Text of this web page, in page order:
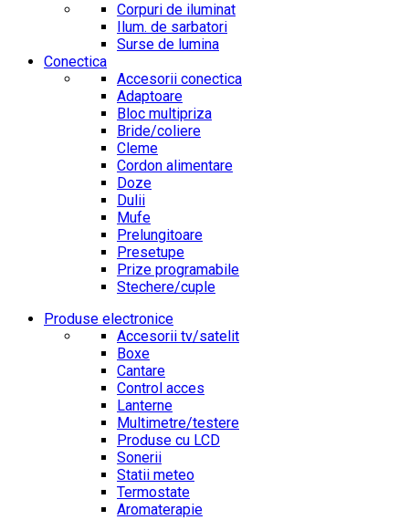
Corpuri de iluminat
Ilum. de sarbatori
Surse de lumina
Conectica
Accesorii conectica
Adaptoare
Bloc multipriza
Bride/coliere
Cleme
Cordon alimentare
Doze
Dulii
Mufe
Prelungitoare
Presetupe
Prize programabile
Stechere/cuple
Produse electronice
Accesorii tv/satelit
Boxe
Cantare
Control acces
Lanterne
Multimetre/testere
Produse cu LCD
Sonerii
Statii meteo
Termostate
Aromaterapie